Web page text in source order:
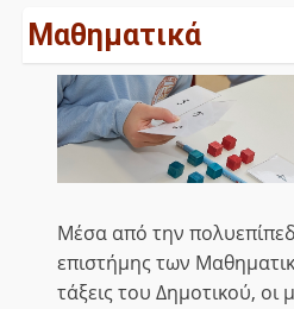
Μαθηματικά
Μέσα από την
επιστήμης των
τάξεις του Δημοτικού, οι